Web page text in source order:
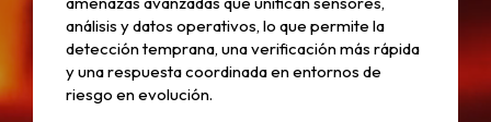
análisis y datos operativos, lo que permite la
detección temprana, una verificación más rápida
y una respuesta coordinada en entornos de
riesgo en evolución.